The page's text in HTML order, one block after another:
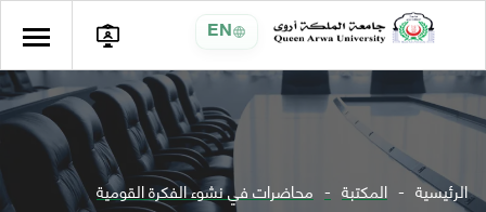
EN
الرئيسية المكتبة محاضرات في نشوء الفكرة القومية